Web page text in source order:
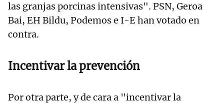
las granjas porcinas intensivas". PSN, Geroa
Bai, EH Bildu, Podemos e I-E han votado en
contra.
Incentivar la prevención
Por otra parte, y de cara a "incentivar la